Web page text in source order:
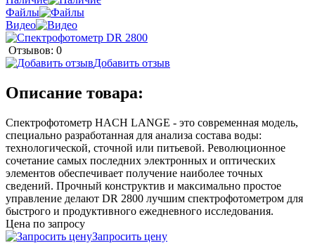
Файлы
Видео
Отзывов: 0
Добавить отзыв
Описание товара:
Спектрофотометр HACH LANGE - это современная модель,
специально разработанная для анализа состава воды:
технологической, сточной или питьевой. Революционное
сочетание самых последних электронных и оптических
элементов обеспечивает получение наиболее точных
сведений. Прочный конструктив и максимально простое
управление делают DR 2800 лучшим спектрофотометром для
быстрого и продуктивного ежедневного исследования.
Цена по запросу
Запросить цену